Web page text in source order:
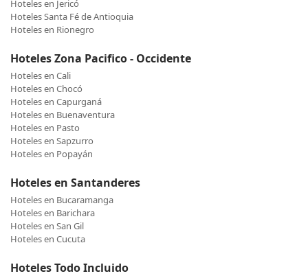
Hoteles en Jericó
Hoteles Santa Fé de Antioquia
Hoteles en Rionegro
Hoteles Zona Pacifico - Occidente
Hoteles en Cali
Hoteles en Chocó
Hoteles en Capurganá
Hoteles en Buenaventura
Hoteles en Pasto
Hoteles en Sapzurro
Hoteles en Popayán
Hoteles en Santanderes
Hoteles en Bucaramanga
Hoteles en Barichara
Hoteles en San Gil
Hoteles en Cucuta
Hoteles Todo Incluido